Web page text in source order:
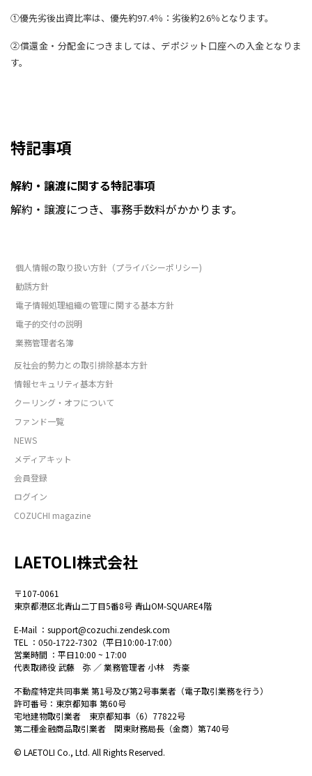
①優先劣後出資比率は、優先約97.4％：劣後約2.6％となります。
②償還金・分配金につきましては、デポジット口座への入金となりま
す。
特記事項
解約・譲渡に関する特記事項
解約・譲渡につき、事務手数料がかかります。
個人情報の取り扱い方針（プライバシーポリシー)
勧誘方針
電子情報処理組織の管理に関する基本方針
電子的交付の説明
業務管理者名簿
反社会的勢力との取引排除基本方針
情報セキュリティ基本方針
クーリング・オフについて
ファンド一覧
NEWS
メディアキット
会員登録
ログイン
COZUCHI magazine
LAETOLI株式会社
〒107-0061
東京都港区北青山二丁目5番8号 青山OM-SQUARE4階
E-Mail ： support@cozuchi.zendesk.com
TEL ：050-1722-7302（平日10:00-17:00）
営業時間 ：平日10:00 ~ 17:00
代表取締役 武藤 弥 ／ 業務管理者 小林 秀豪
不動産特定共同事業 第1号及び第2号事業者（電子取引業務を行う）
許可番号：東京都知事 第60号
宅地建物取引業者 東京都知事（6）77822号
第二種金融商品取引業者 関東財務局長（金商）第740号
© LAETOLI Co., Ltd. All Rights Reserved.